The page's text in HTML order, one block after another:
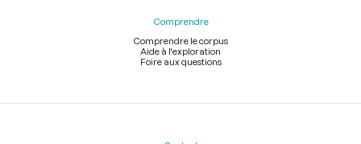
Comprendre
Comprendre le corpus
Aide à l'exploration
Foire aux questions